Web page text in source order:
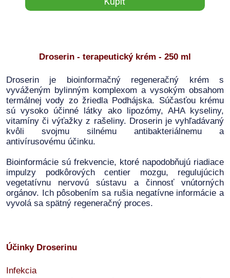
Droserin - terapeutický krém - 250 ml
Droserin je bioinformačný regeneračný krém s
vyváženým bylinným komplexom a vysokým obsahom
termálnej vody zo žriedla Podhájska. Súčasťou krému
sú vysoko účinné látky ako lipozómy, AHA kyseliny,
vitamíny či výťažky z rašeliny. Droserin je vyhľadávaný
kvôli svojmu silnému antibakteriálnemu a
antivírusovému účinku.
Bioinformácie sú frekvencie, ktoré napodobňujú riadiace
impulzy podkôrových centier mozgu, regulujúcich
vegetatívnu nervovú sústavu a činnosť vnútorných
orgánov. Ich pôsobením sa rušia negatívne informácie a
vyvolá sa spätný regeneračný proces.
Účinky Droserinu
Infekcia